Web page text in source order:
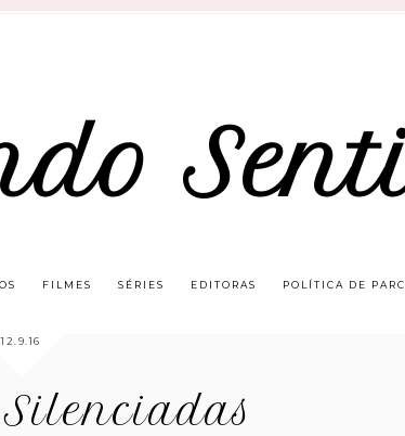
FILMES SÉRIES EDITORAS POLÍTICA DE
12.9.16